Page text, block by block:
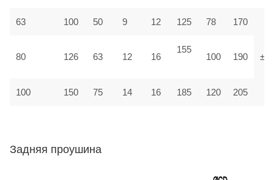
63 100 50 9 12 125 78 170
80 126 63 12 16
155
100 190
100 150 75 14 16 185 120 205
Задняя проушина